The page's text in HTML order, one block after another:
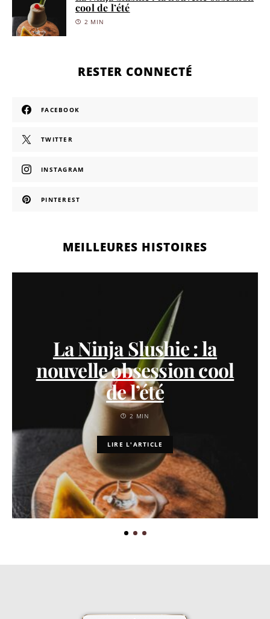
cool de l’été
2 MIN
RESTER CONNECTÉ
FACEBOOK
TWITTER
INSTAGRAM
PINTEREST
MEILLEURES HISTOIRES
La Ninja Slushie : la
nouvelle obsession cool
de l’été
2 MIN
LIRE L'ARTICLE